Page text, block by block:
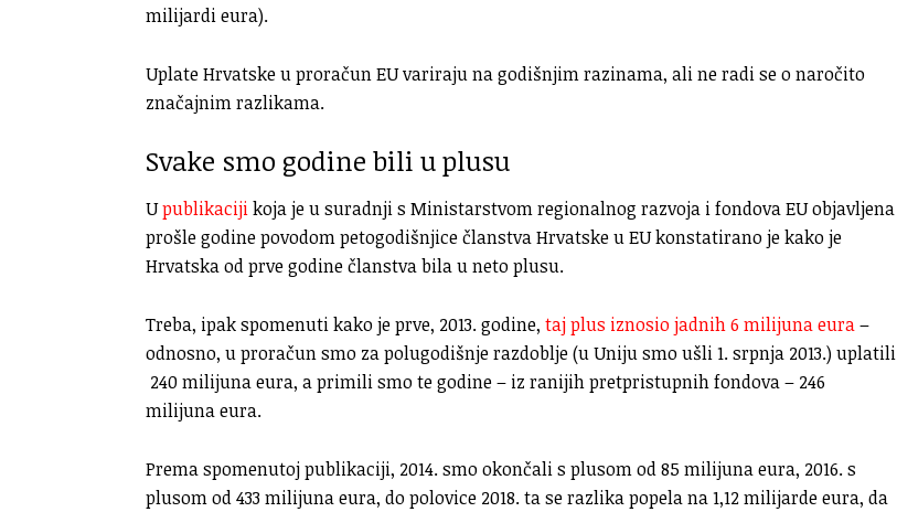
milijardi eura).
Uplate Hrvatske u proračun EU variraju na godišnjim razinama, ali ne radi se o naročito
značajnim razlikama.
Svake smo godine bili u plusu
Upublikacijikoja je u suradnji s Ministarstvom regionalnog razvoja i fondova EU objavljena
prošle godine povodom petogodišnjice članstva Hrvatske u EU konstatirano je kako je
Hrvatska od prve godine članstva bila u neto plusu.
Treba, ipak spomenuti kako je prve, 2013. godine, taj plus iznosio jadnih 6 milijuna eura–
odnosno, u proračun smo za polugodišnje razdoblje (u Uniju smo ušli 1. srpnja 2013.) uplatili
240 milijuna eura, a primili smo te godine – iz ranijih pretpristupnih fondova – 246
milijuna eura.
Prema spomenutoj publikaciji, 2014. smo okončali s plusom od 85 milijuna eura, 2016. s
plusom od 433 milijuna eura, do polovice 2018. ta se razlika popela na 1,12 milijarde eura, da